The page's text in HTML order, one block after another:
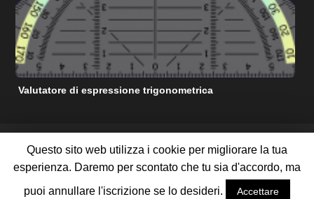
Valutatore di espressione trigonometrica
RISORSE DI AIUTO MATEMATICHE GRATUITE
TERMINI DI SERVIZIO
POLITICA SULLA RISERVATEZZA
RIGUARDO A NOI
CONTATTACI
PUBBLICIZZA CON NOI
Questo sito web utilizza i cookie per migliorare la tua
esperienza. Daremo per scontato che tu sia d'accordo, ma
puoi annullare l'iscrizione se lo desideri.
Accettare